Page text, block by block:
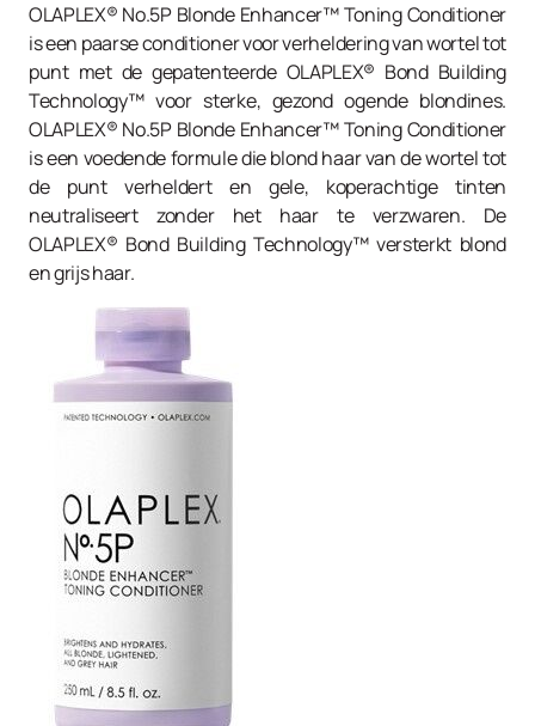
OLAPLEX® No.5P Blonde Enhancer™ Toning Conditioner
is een paarse conditioner voor verheldering van wortel tot
punt met de gepatenteerde OLAPLEX® Bond Building
Technology™ voor sterke, gezond ogende blondines.
OLAPLEX® No.5P Blonde Enhancer™ Toning Conditioner
is een voedende formule die blond haar van de wortel tot
de punt verheldert en gele, koperachtige tinten
neutraliseert zonder het haar te verzwaren. De
OLAPLEX® Bond Building Technology™ versterkt blond
en grijs haar.